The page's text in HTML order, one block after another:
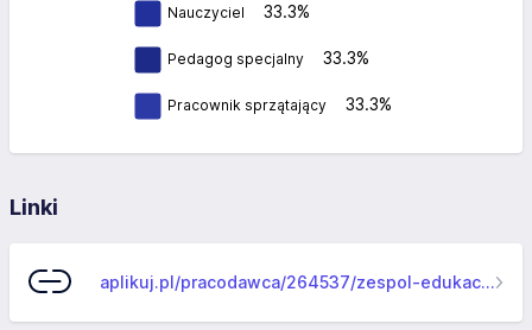
Nauczyciel 33.3%
Pedagog specjalny 33.3%
Pracownik sprzątający 33.3%
Linki
aplikuj.pl/pracodawca/264537/zespol-edukacyjny-nr-2-w-zielonej-gorze